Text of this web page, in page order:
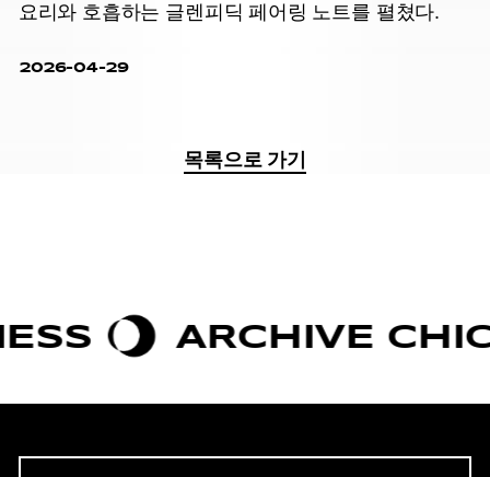
요리와 호흡하는 글렌피딕 페어링 노트를 펼쳤다.
2026-04-29
목록으로 가기
ARCHIVE CHIC